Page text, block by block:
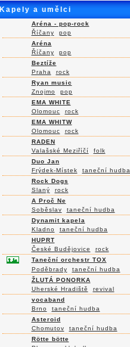
Kapely a umělci
Aréna - pop-rock
Říčany
pop
Aréna
Říčany
pop
Beztíže
Praha
rock
Ryan music
Znojmo
pop
EMA WHITE
Olomouc
rock
EMA WHITW
Olomouc
rock
RADEN
Valašské Meziříčí
folk
Duo Jan
Frýdek-Místek
taneční hudba
Rock Dogs
Slaný
rock
A Proč Ne
Soběslav
taneční hudba
Dynamit kapela
Kladno
taneční hudba
HUPRT
České Budějovice
rock
Taneční orchestr TOX
Poděbrady
taneční hudba
ŽLUTÁ PONORKA
Uherské Hradiště
revival
vocaband
Brno
taneční hudba
Asteroid
Chomutov
taneční hudba
Rötte bötte